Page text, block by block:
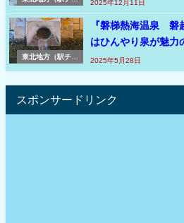
2025年12月11日
東北地方（駅チカ
『磐梯熱海温泉 磐
はひんやり泉が魅
2025年5月28日
スポンサードリンク